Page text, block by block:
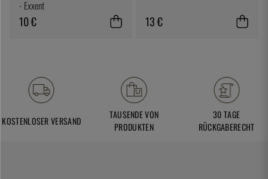
- Exxent
10 € 13 €
KOSTENLOSER VERSAND
TAUSENDE VON
PRODUKTEN
30 TAGE
RÜCKGABERECHT